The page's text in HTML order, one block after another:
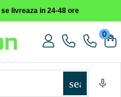
se livreaza in 24-48 ore
0
search